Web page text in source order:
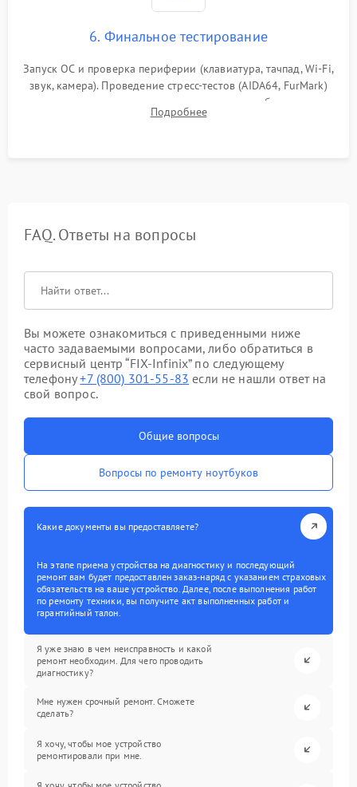
6. Финальное тестирование
Запуск ОС и проверка периферии (клавиатура, тачпад, Wi-Fi,
звук, камера). Проведение стресс-тестов (AIDA64, FurMark)
для контроля температурного режима и стабильности
системы под пиковой нагрузкой.
Подробнее
FAQ. Ответы на вопросы
Вы можете ознакомиться с приведенными ниже
часто задаваемыми вопросами, либо обратиться в
сервисный центр “FIX-Infinix” по следующему
телефону+7 (800) 301-55-83 если не нашли ответ на
свой вопрос.
Общие вопросы
Вопросы по ремонту ноутбуков
Какие документы вы предоставляете?
На этапе приема устройства на диагностику и последующий
ремонт вам будет предоставлен заказ-наряд с указанием страховых
обязательств на ваше устройство. Далее, после выполнения работ
по ремонту техники, вы получите акт выполненных работ и
гарантийный талон.
Я уже знаю в чем неисправность и какой
ремонт необходим. Для чего проводить
диагностику?
Мне нужен срочный ремонт. Сможете
сделать?
Я хочу, чтобы мое устройство
ремонтировали при мне.